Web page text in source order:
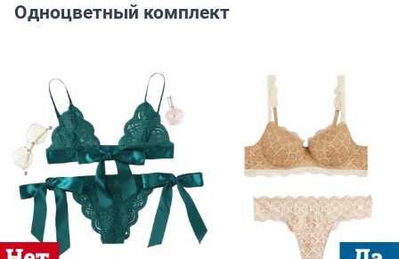
Одноцветный комплект